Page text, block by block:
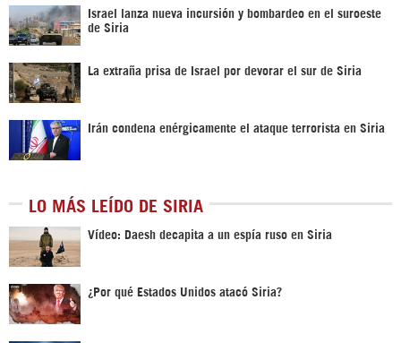
Israel lanza nueva incursión y bombardeo en el suroeste
de Siria
La extraña prisa de Israel por devorar el sur de Siria
Irán condena enérgicamente el ataque terrorista en Siria
LO MÁS LEÍDO DE SIRIA
Vídeo: Daesh decapita a un espía ruso en Siria
¿Por qué Estados Unidos atacó Siria?